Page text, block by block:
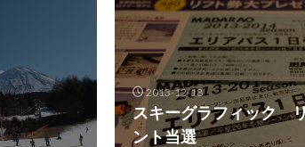
2013-12-18
スキーグラフィック
ント当選